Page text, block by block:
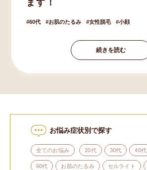
ます！
60代 お肌のたるみ 女性脱毛 小顔
続きを読む
お悩み症状別で探す
全てのお悩み 20代 30代 40代
60代 お肌のたるみ セルライト